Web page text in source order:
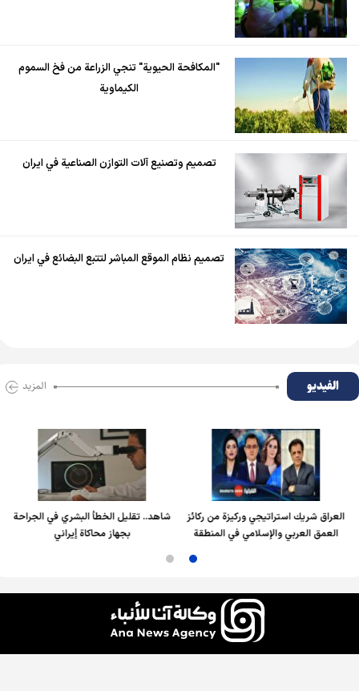
"المكافحة الحيوية" تنجي الزراعة من فخ السموم
الكيماوية
تصميم وتصنيع آلات التوازن الصناعية في ايران
تصميم نظام الموقع المباشر لتتبع البضائع في ايران
الفیدیو المزید
العراق شريك استراتيجي وركيزة من ركائز
العمق العربي والإسلامي في المنطقة
شاهد.. تقليل الخطأ البشري في الجراحة
بجهاز محاكاة إيراني